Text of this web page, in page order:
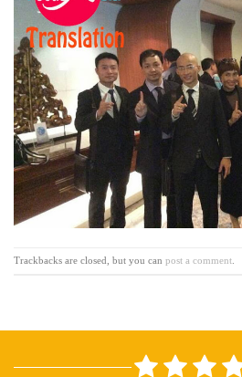
Trackbacks are closed, but you can post a comment.